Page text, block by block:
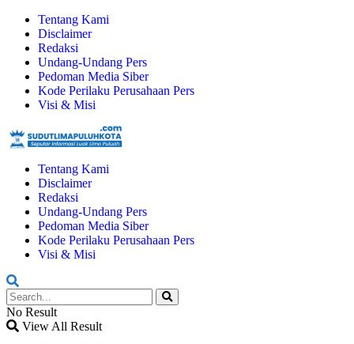
Tentang Kami
Disclaimer
Redaksi
Undang-Undang Pers
Pedoman Media Siber
Kode Perilaku Perusahaan Pers
Visi & Misi
Tentang Kami
Disclaimer
Redaksi
Undang-Undang Pers
Pedoman Media Siber
Kode Perilaku Perusahaan Pers
Visi & Misi
No Result
View All Result